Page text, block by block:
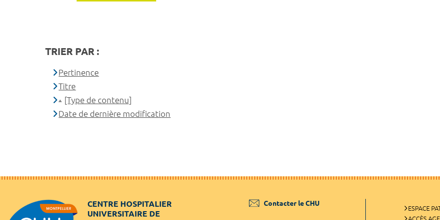
TRIER PAR :
Pertinence
Titre
[Type de contenu]
Date de dernière modification
CENTRE HOSPITALIER
UNIVERSITAIRE DE
Contacter le CHU
ESPACE
ACCÈS